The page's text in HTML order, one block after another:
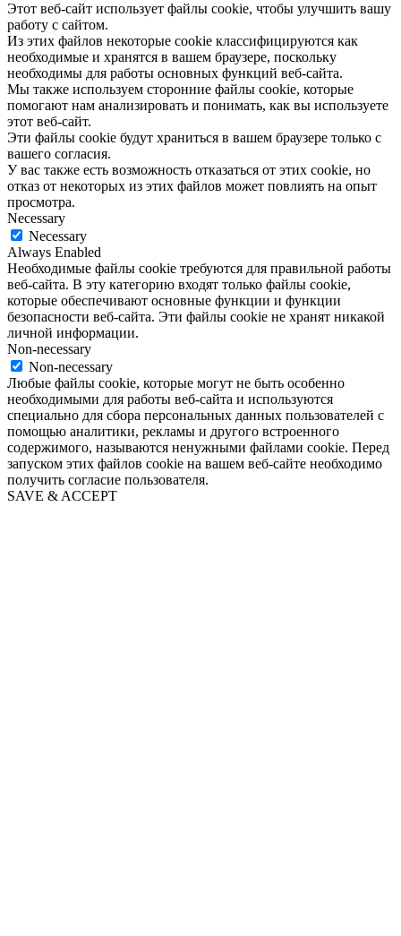
Этот веб-сайт использует файлы cookie, чтобы улучшить вашу
работу с сайтом.
Из этих файлов некоторые cookie классифицируются как
необходимые и хранятся в вашем браузере, поскольку
необходимы для работы основных функций веб-сайта.
Мы также используем сторонние файлы cookie, которые
помогают нам анализировать и понимать, как вы используете
этот веб-сайт.
Эти файлы cookie будут храниться в вашем браузере только с
вашего согласия.
У вас также есть возможность отказаться от этих cookie, но
отказ от некоторых из этих файлов может повлиять на опыт
просмотра.
Necessary
Necessary
Always Enabled
Необходимые файлы cookie требуются для правильной работы
веб-сайта. В эту категорию входят только файлы cookie,
которые обеспечивают основные функции и функции
безопасности веб-сайта. Эти файлы cookie не хранят никакой
личной информации.
Non-necessary
Non-necessary
Любые файлы cookie, которые могут не быть особенно
необходимыми для работы веб-сайта и используются
специально для сбора персональных данных пользователей с
помощью аналитики, рекламы и другого встроенного
содержимого, называются ненужными файлами cookie. Перед
запуском этих файлов cookie на вашем веб-сайте необходимо
получить согласие пользователя.
SAVE & ACCEPT